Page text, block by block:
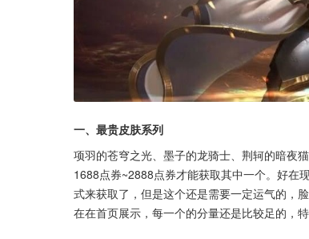
一、最贵皮肤系列
项羽的苍穹之光、墨子的龙骑士、荆轲的暗夜
1688点券~2888点券才能获取其中一个。好在
式来获取了，但是这个还是需要一定运气的，
在在首页展示，每一个的分量还是比较足的，